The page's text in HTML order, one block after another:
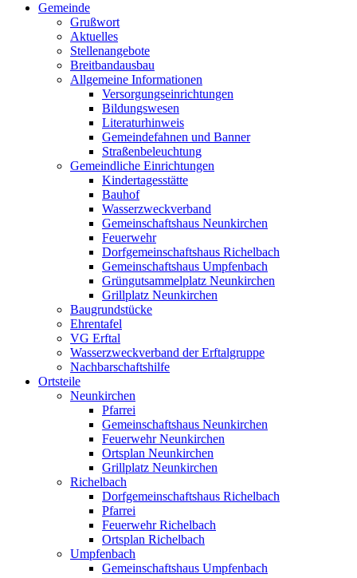
Gemeinde
Grußwort
Aktuelles
Stellenangebote
Breitbandausbau
Allgemeine Informationen
Versorgungseinrichtungen
Bildungswesen
Literaturhinweis
Gemeindefahnen und Banner
Straßenbeleuchtung
Gemeindliche Einrichtungen
Kindertagesstätte
Bauhof
Wasserzweckverband
Gemeinschaftshaus Neunkirchen
Feuerwehr
Dorfgemeinschaftshaus Richelbach
Gemeinschaftshaus Umpfenbach
Grüngutsammelplatz Neunkirchen
Grillplatz Neunkirchen
Baugrundstücke
Ehrentafel
VG Erftal
Wasserzweckverband der Erftalgruppe
Nachbarschaftshilfe
Ortsteile
Neunkirchen
Pfarrei
Gemeinschaftshaus Neunkirchen
Feuerwehr Neunkirchen
Ortsplan Neunkirchen
Grillplatz Neunkirchen
Richelbach
Dorfgemeinschaftshaus Richelbach
Pfarrei
Feuerwehr Richelbach
Ortsplan Richelbach
Umpfenbach
Gemeinschaftshaus Umpfenbach